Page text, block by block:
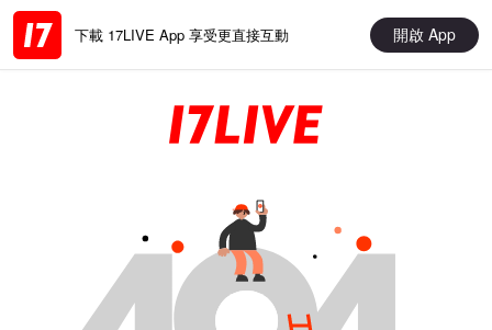
下載 17LIVE App 享受更直接互動 開啟 App